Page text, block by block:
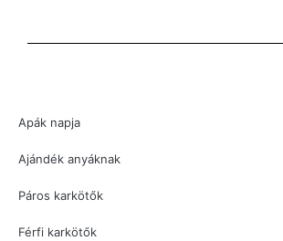
Apák napja
Ajándék anyáknak
Páros karkötők
Férfi karkötők